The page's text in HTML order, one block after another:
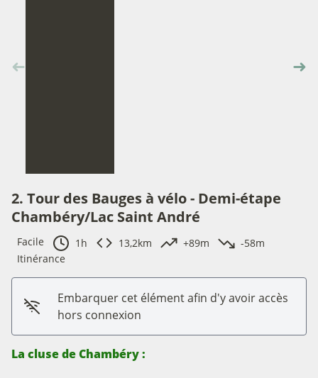
➜Étape précédente ➜
2. Tour des Bauges à vélo - Demi-étape
Chambéry/Lac Saint André
Facile 1h 13,2km +89m
-58m
Itinérance
Embarquer cet élément afin d'y avoir accès
hors connexion
La cluse de Chambéry :